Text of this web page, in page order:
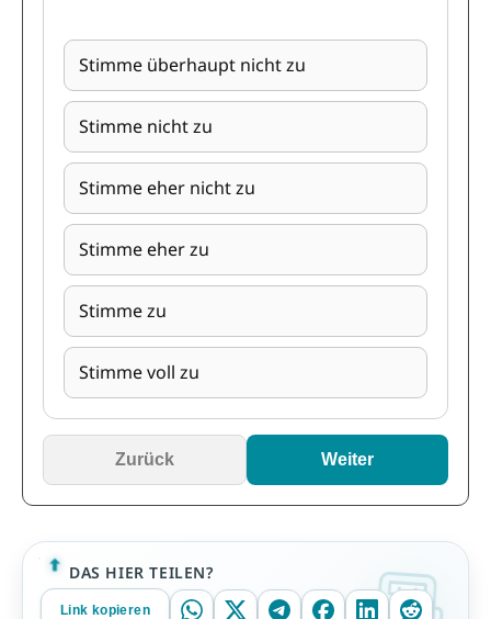
Stimme überhaupt nicht zu
Stimme nicht zu
Stimme eher nicht zu
Stimme eher zu
Stimme zu
Stimme voll zu
Zurück Weiter
DAS HIER TEILEN?
Link kopieren